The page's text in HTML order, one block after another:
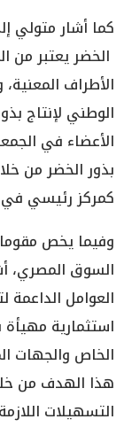
كما أشار متولي
الخضر يعتبر من
الأطراف
الوطني لإنتاج
الأعضاء في
بذور الخضر من
كمركز رئيسي في
وفيما يخص
السوق المصري،
العوامل
استثمارية
الخاص والجهات
هذا الهدف من
التسهيلات